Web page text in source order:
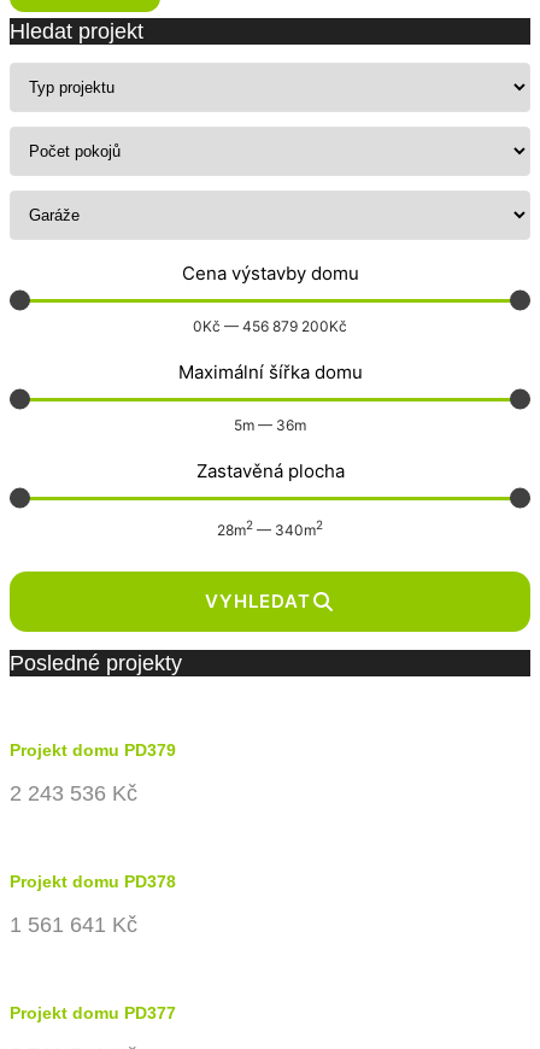
Hledat projekt
Cena výstavby domu
0Kč — 456 879 200Kč
Maximální šířka domu
5m — 36m
Zastavěná plocha
28m2 — 340m2
VYHLEDAT
Posledné projekty
Projekt domu PD379
2 243 536 Kč
Projekt domu PD378
1 561 641 Kč
Projekt domu PD377